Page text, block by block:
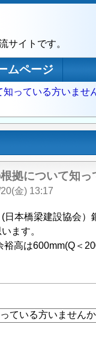
サイトです。
ムページ
っている方いませ
拠について知っ
金) 13:17
本橋梁建設協会）
ます。
高は600mm(Q＜